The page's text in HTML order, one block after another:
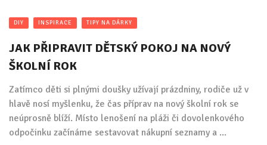
DIY INSPIRACE TIPY NA DÁRKY
JAK PŘIPRAVIT DĚTSKÝ POKOJ NA NOVÝ
ŠKOLNÍ ROK
Zatímco děti si plnými doušky užívají prázdniny, rodiče už v
hlavě nosí myšlenku, že čas příprav na nový školní rok se
neúprosně blíží. Místo lenošení na pláži či dovolenkového
odpočinku začínáme sestavovat nákupní seznamy a ...